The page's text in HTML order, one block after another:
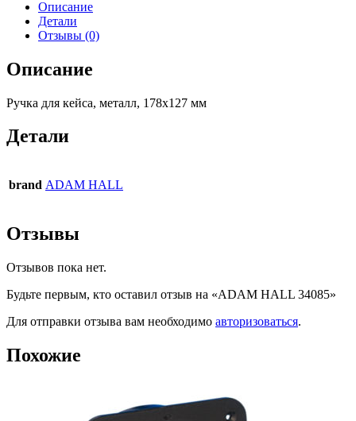
Описание
Детали
Отзывы (0)
Описание
Ручка для кейса, металл, 178х127 мм
Детали
brand ADAM HALL
Отзывы
Отзывов пока нет.
Будьте первым, кто оставил отзыв на «ADAM HALL 34085»
Для отправки отзыва вам необходимо авторизоваться.
Похожие